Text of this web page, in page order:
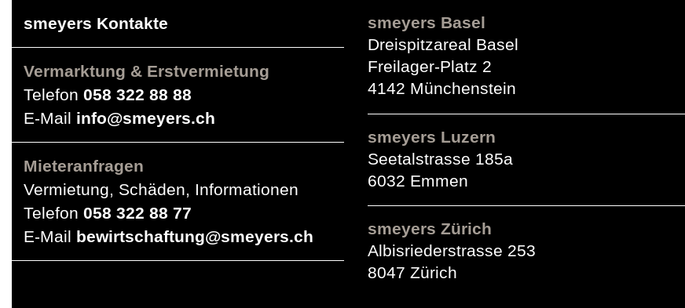
smeyers Kontakte
Vermarktung & Erstvermietung
Telefon 058 322 88 88
E-Mail info@smeyers.ch
Mieteranfragen
Vermietung, Schäden, Informationen
Telefon 058 322 88 77
E-Mail bewirtschaftung@smeyers.ch
smeyers Basel
Dreispitzareal Basel
Freilager-Platz 2
4142 Münchenstein
smeyers Luzern
Seetalstrasse 185a
6032 Emmen
smeyers Zürich
Albisriederstrasse 253
8047 Zürich